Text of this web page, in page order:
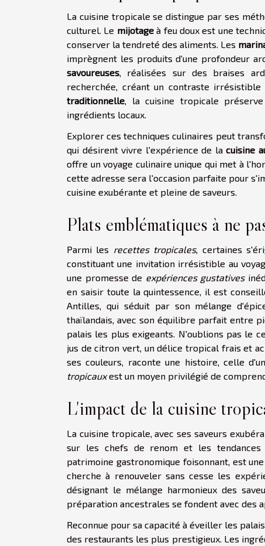
La cuisine tropicale se distingue par ses
culturel. Le mijotageà feu doux est une
conserver la tendreté des aliments. Les
imprègnent les produits d'une profondeur
savoureuses , réalisées sur des braises
recherchée, créant un contraste
traditionnelle , la cuisine tropicale
ingrédients locaux.
Explorer ces techniques culinaires peut
qui désirent vivre l'expérience de lacuisine
offre un voyage culinaire unique qui met à
cette adresse sera l'occasion parfaite pour
cuisine exubérante et pleine de saveurs.
Plats emblématiques à ne
Parmi les recettes tropicales, certaines
constituant une invitation irrésistible au
une promesse de expériences gustatives
en saisir toute la quintessence, il est
Antilles, qui séduit par son mélange
thaïlandais, avec son équilibre parfait entre
palais les plus exigeants. N'oublions pas le
jus de citron vert, un délice tropical frais et
ses couleurs, raconte une histoire, celle
tropicauxest un moyen privilégié de
L'impact de la cuisine
La cuisine tropicale, avec ses saveurs
sur les chefs de renom et les tendances
patrimoine gastronomique foisonnant, est
cherche à renouveler sans cesse les
désignant le mélange harmonieux des
préparation ancestrales se fondent avec des
Reconnue pour sa capacité à éveiller les
des restaurants les plus prestigieux. Les